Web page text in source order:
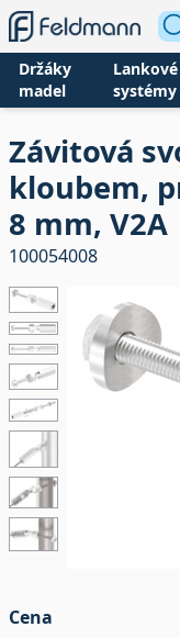
Držáky
madel
Lankové
systémy
Závitová
kloubem,
8 mm, V2A
100054008
Cena